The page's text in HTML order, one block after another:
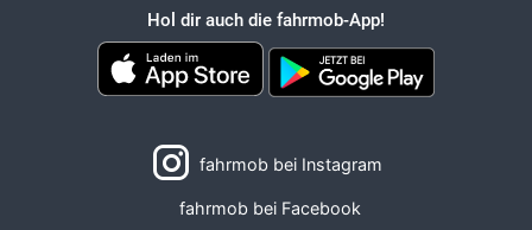
Hol dir auch die fahrmob-App!
fahrmob bei Instagram
fahrmob bei Facebook